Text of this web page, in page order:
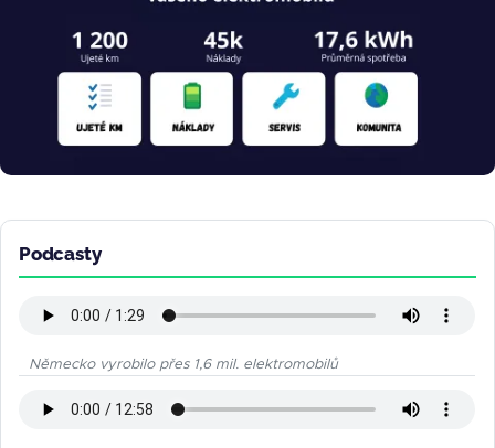
Podcasty
Německo vyrobilo přes 1,6 mil. elektromobilů